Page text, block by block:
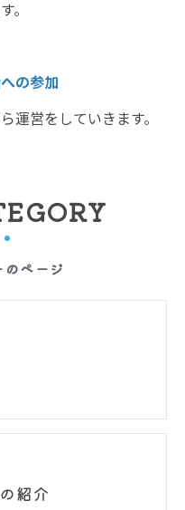
。
の参加
運営をしていきます。
のページ
紹介